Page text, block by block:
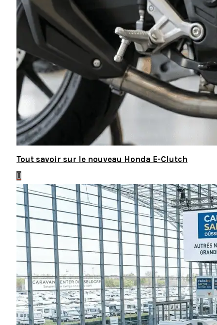
Tout savoir sur le nouveau Honda E-Clutch